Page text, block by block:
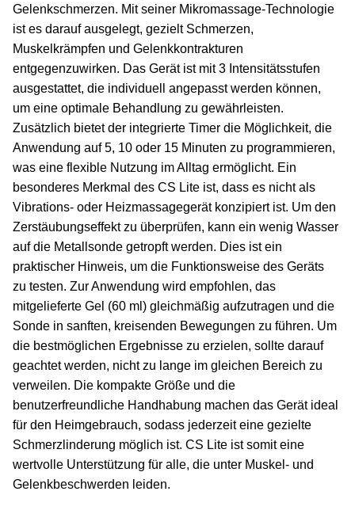
Gelenkschmerzen. Mit seiner Mikromassage-Technologie
ist es darauf ausgelegt, gezielt Schmerzen,
Muskelkrämpfen und Gelenkkontrakturen
entgegenzuwirken. Das Gerät ist mit 3 Intensitätsstufen
ausgestattet, die individuell angepasst werden können,
um eine optimale Behandlung zu gewährleisten.
Zusätzlich bietet der integrierte Timer die Möglichkeit, die
Anwendung auf 5, 10 oder 15 Minuten zu programmieren,
was eine flexible Nutzung im Alltag ermöglicht. Ein
besonderes Merkmal des CS Lite ist, dass es nicht als
Vibrations- oder Heizmassagegerät konzipiert ist. Um den
Zerstäubungseffekt zu überprüfen, kann ein wenig Wasser
auf die Metallsonde getropft werden. Dies ist ein
praktischer Hinweis, um die Funktionsweise des Geräts
zu testen. Zur Anwendung wird empfohlen, das
mitgelieferte Gel (60 ml) gleichmäßig aufzutragen und die
Sonde in sanften, kreisenden Bewegungen zu führen. Um
die bestmöglichen Ergebnisse zu erzielen, sollte darauf
geachtet werden, nicht zu lange im gleichen Bereich zu
verweilen. Die kompakte Größe und die
benutzerfreundliche Handhabung machen das Gerät ideal
für den Heimgebrauch, sodass jederzeit eine gezielte
Schmerzlinderung möglich ist. CS Lite ist somit eine
wertvolle Unterstützung für alle, die unter Muskel- und
Gelenkbeschwerden leiden.